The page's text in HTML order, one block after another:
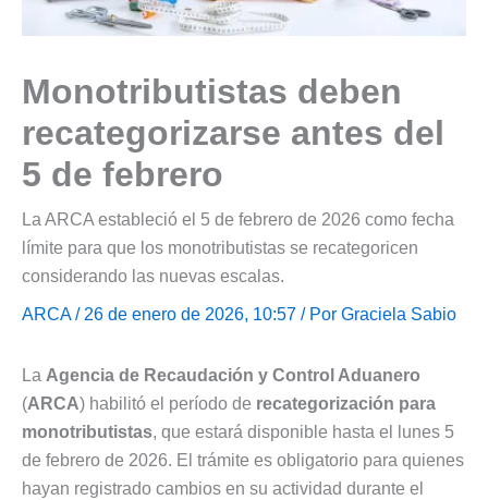
Monotributistas deben
recategorizarse antes del
5 de febrero
La ARCA estableció el 5 de febrero de 2026 como fecha
límite para que los monotributistas se recategoricen
considerando las nuevas escalas.
ARCA/ 26 de enero de 2026, 10:57 / Por Graciela Sabio
La Agencia de Recaudación y Control Aduanero
(ARCA) habilitó el período de recategorización para
monotributistas, que estará disponible hasta el lunes 5
de febrero de 2026. El trámite es obligatorio para quienes
hayan registrado cambios en su actividad durante el